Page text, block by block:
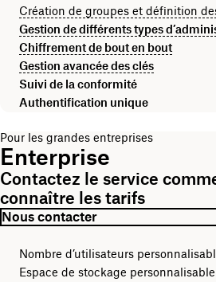
Création de groupes et définition
Gestion de différents types
Chiffrement de bout en bout
Gestion avancée des clés
Suivi de la conformité
Authentification unique
Pour les grandes entreprises
Enterprise
Contactez le service
connaître les tarifs
Nous contacter
Nombre d’utilisateurs
Espace de stockage personnalisable